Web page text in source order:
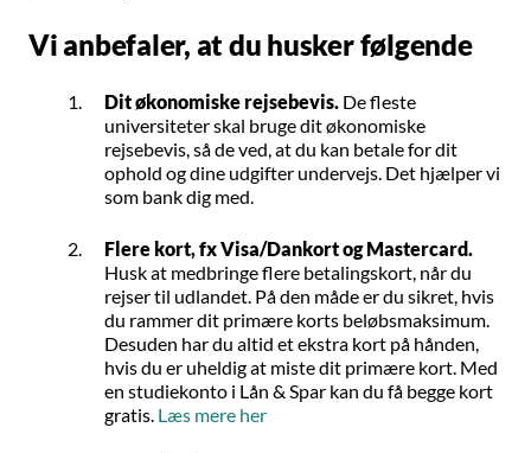
Vi anbefaler, at du husker følgende
Dit økonomiske rejsebevis. De fleste
universiteter skal bruge dit økonomiske
rejsebevis, så de ved, at du kan betale for dit
ophold og dine udgifter undervejs. Det hjælper vi
som bank dig med.
Flere kort, fx Visa/Dankort og Mastercard.
Husk at medbringe flere betalingskort, når du
rejser til udlandet. På den måde er du sikret, hvis
du rammer dit primære korts beløbsmaksimum.
Desuden har du altid et ekstra kort på hånden,
hvis du er uheldig at miste dit primære kort. Med
en studiekonto i Lån & Spar kan du få begge kort
gratis. Læs mere her